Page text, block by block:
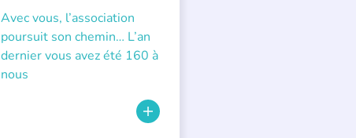
Avec vous, l’association
poursuit son chemin… L’an
dernier vous avez été 160 à
nous